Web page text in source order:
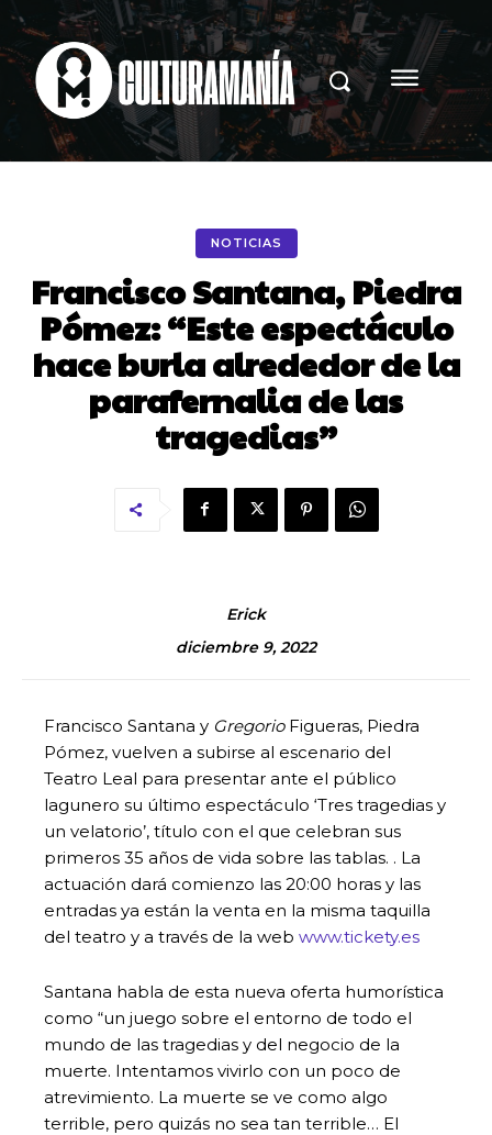
NOTICIAS
Francisco Santana, Piedra
Pómez: “Este espectáculo
hace burla alrededor de la
parafernalia de las
tragedias”
Erick
diciembre 9, 2022
Francisco Santana y GregorioFigueras, Piedra
Pómez, vuelven a subirse al escenario del
Teatro Leal para presentar ante el público
lagunero su último espectáculo ‘Tres tragedias y
un velatorio’, título con el que celebran sus
primeros 35 años de vida sobre las tablas. . La
actuación dará comienzo las 20:00 horas y las
entradas ya están la venta en la misma taquilla
del teatro y a través de la web www.tickety.es
Santana habla de esta nueva oferta humorística
como “un juego sobre el entorno de todo el
mundo de las tragedias y del negocio de la
muerte. Intentamos vivirlo con un poco de
atrevimiento. La muerte se ve como algo
terrible, pero quizás no sea tan terrible… El